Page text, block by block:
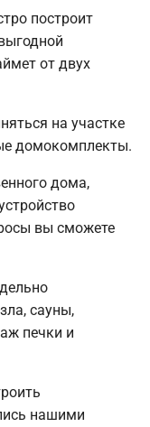
построит
от двух
на участке
домокомплекты.
дома,
вы сможете
сауны,
печки и
нашими